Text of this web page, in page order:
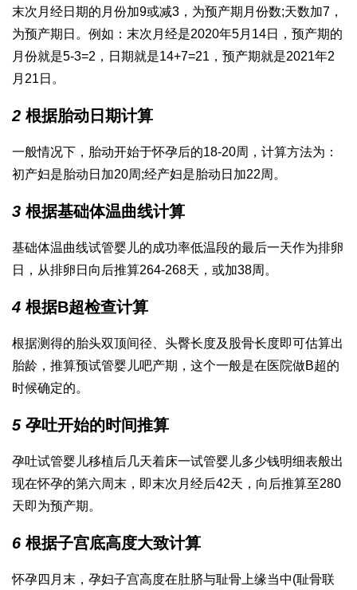
末次月经日期的月份加9或减3，为预产期月份数;天数加7，
为预产期日。例如：末次月经是2020年5月14日，预产期的
月份就是5-3=2，日期就是14+7=21，预产期就是2021年2
月21日。
2 根据胎动日期计算
一般情况下，胎动开始于怀孕后的18-20周，计算方法为：
初产妇是胎动日加20周;经产妇是胎动日加22周。
3 根据基础体温曲线计算
基础体温曲线试管婴儿的成功率低温段的最后一天作为排卵
日，从排卵日向后推算264-268天，或加38周。
4 根据B超检查计算
根据测得的胎头双顶间径、头臀长度及股骨长度即可估算出
胎龄，推算预试管婴儿吧产期，这个一般是在医院做B超的
时候确定的。
5孕吐开始的时间推算
孕吐试管婴儿移植后几天着床一试管婴儿多少钱明细表般出
现在怀孕的第六周末，即末次月经后42天，向后推算至280
天即为预产期。
6 根据子宫底高度大致计算
怀孕四月末，孕妇子宫高度在肚脐与耻骨上缘当中(耻骨联